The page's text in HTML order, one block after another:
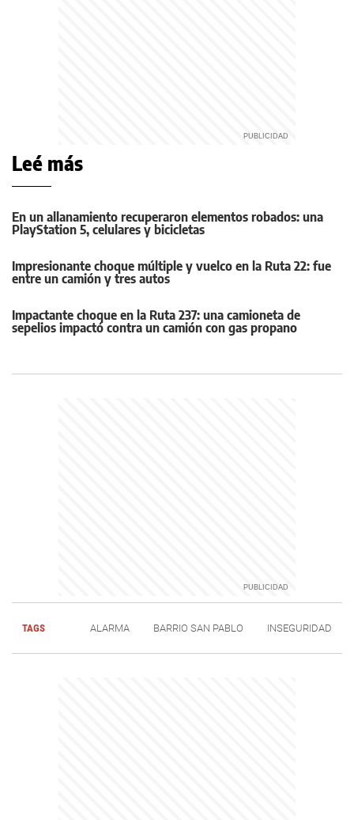
Leé más
En un allanamiento recuperaron elementos robados: una
PlayStation 5, celulares y bicicletas
Impresionante choque múltiple y vuelco en la Ruta 22: fue
entre un camión y tres autos
Impactante choque en la Ruta 237: una camioneta de
sepelios impactó contra un camión con gas propano
TAGS ALARMA BARRIO SAN PABLO INSEGURIDAD